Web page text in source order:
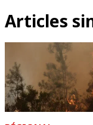
Articles